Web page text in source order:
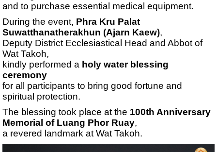
and to purchase essential medical equipment.
During the event, Phra Kru Palat
Suwatthanatherakhun (Ajarn Kaew),
Deputy District Ecclesiastical Head and Abbot of
Wat Takoh,
kindly performed a holy water blessing
ceremony
for all participants to bring good fortune and
spiritual protection.
The blessing took place at the 100th Anniversary
Memorial of Luang Phor Ruay,
a revered landmark at Wat Takoh.